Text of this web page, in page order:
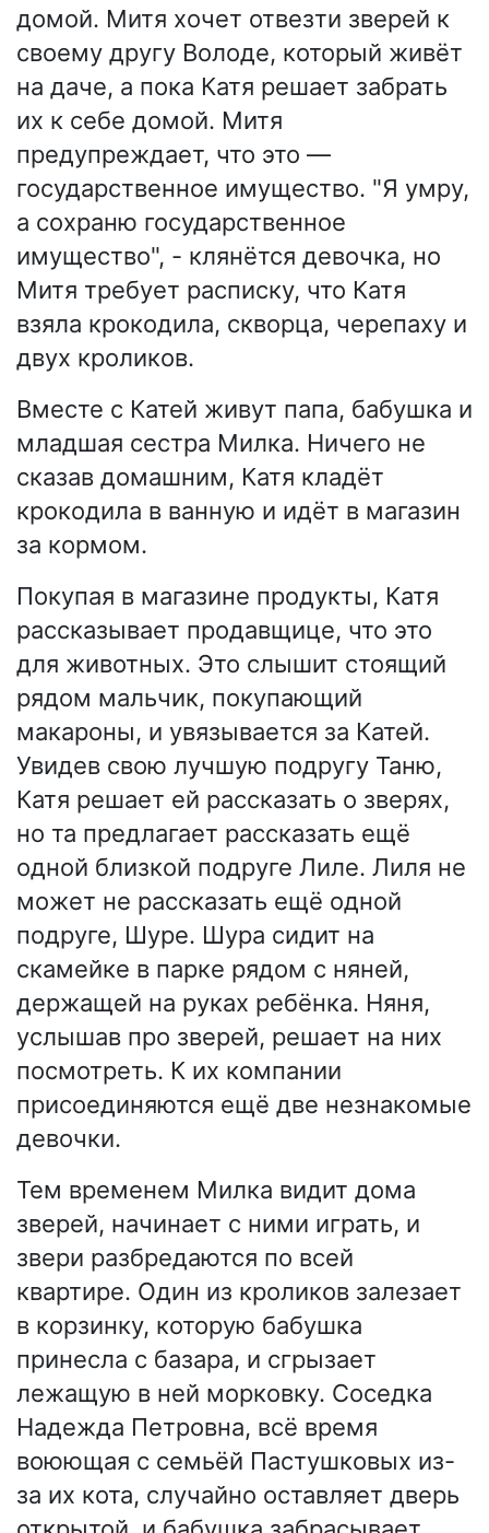
домой. Митя хочет отвезти зверей к
своему другу Володе, который живёт
на даче, а пока Катя решает забрать
их к себе домой. Митя
предупреждает, что это —
государственное имущество. "Я умру,
а сохраню государственное
имущество", - клянётся девочка, но
Митя требует расписку, что Катя
взяла крокодила, скворца, черепаху и
двух кроликов.
Вместе с Катей живут папа, бабушка и
младшая сестра Милка. Ничего не
сказав домашним, Катя кладёт
крокодила в ванную и идёт в магазин
за кормом.
Покупая в магазине продукты, Катя
рассказывает продавщице, что это
для животных. Это слышит стоящий
рядом мальчик, покупающий
макароны, и увязывается за Катей.
Увидев свою лучшую подругу Таню,
Катя решает ей рассказать о зверях,
но та предлагает рассказать ещё
одной близкой подруге Лиле. Лиля не
может не рассказать ещё одной
подруге, Шуре. Шура сидит на
скамейке в парке рядом с няней,
держащей на руках ребёнка. Няня,
услышав про зверей, решает на них
посмотреть. К их компании
присоединяются ещё две незнакомые
девочки.
Тем временем Милка видит дома
зверей, начинает с ними играть, и
звери разбредаются по всей
квартире. Один из кроликов залезает
в корзинку, которую бабушка
принесла с базара, и сгрызает
лежащую в ней морковку. Соседка
Надежда Петровна, всё время
воюющая с семьёй Пастушковых из-
за их кота, случайно оставляет дверь